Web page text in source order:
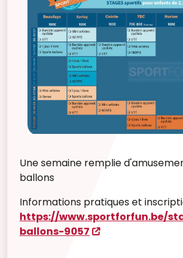
Une semaine remplie
ballons
Informations pratiques et
https://www.sportforfun.be/
ballons-9057